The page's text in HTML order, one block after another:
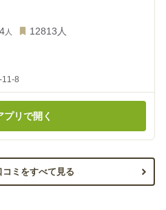
人 12813 人
11-8
プリで開く
コミをすべて見る